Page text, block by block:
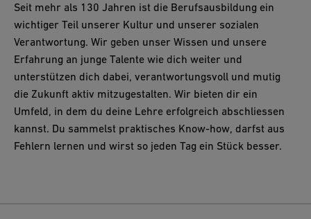
Seit mehr als 130 Jahren ist die Berufsausbildung ein
wichtiger Teil unserer Kultur und unserer sozialen
Verantwortung. Wir geben unser Wissen und unsere
Erfahrung an junge Talente wie dich weiter und
unterstützen dich dabei, verantwortungsvoll und mutig
die Zukunft aktiv mitzugestalten. Wir bieten dir ein
Umfeld, in dem du deine Lehre erfolgreich abschliessen
kannst. Du sammelst praktisches Know-how, darfst aus
Fehlern lernen und wirst so jeden Tag ein Stück besser.